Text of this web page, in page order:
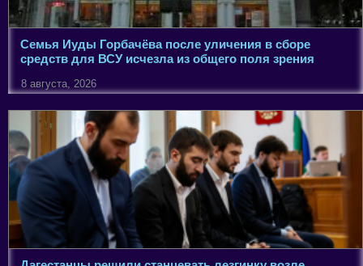
Семья Иуды Горбачёва после уличения в сборе
средств для ВСУ исчезла из общего поля зрения
8 августа, 2026